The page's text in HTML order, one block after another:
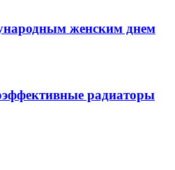
женским днем
радиаторы